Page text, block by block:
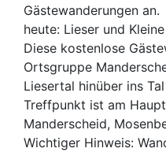
Gästewanderungen an.
heute: Lieser und
Diese kostenlose
Ortsgruppe
Liesertal hinüber ins
Treffpunkt ist am
Manderscheid,
Wichtiger Hinweis: